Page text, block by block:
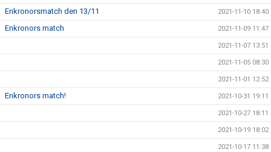
Enkronorsmatch den 13/11 2021-11-10 18:40
Enkronors match 2021-11-09 11:47
2021-11-07 13:51
2021-11-05 08:30
2021-11-01 12:52
Enkronors match! 2021-10-31 19:11
2021-10-27 18:11
2021-10-19 18:02
2021-10-17 11:38